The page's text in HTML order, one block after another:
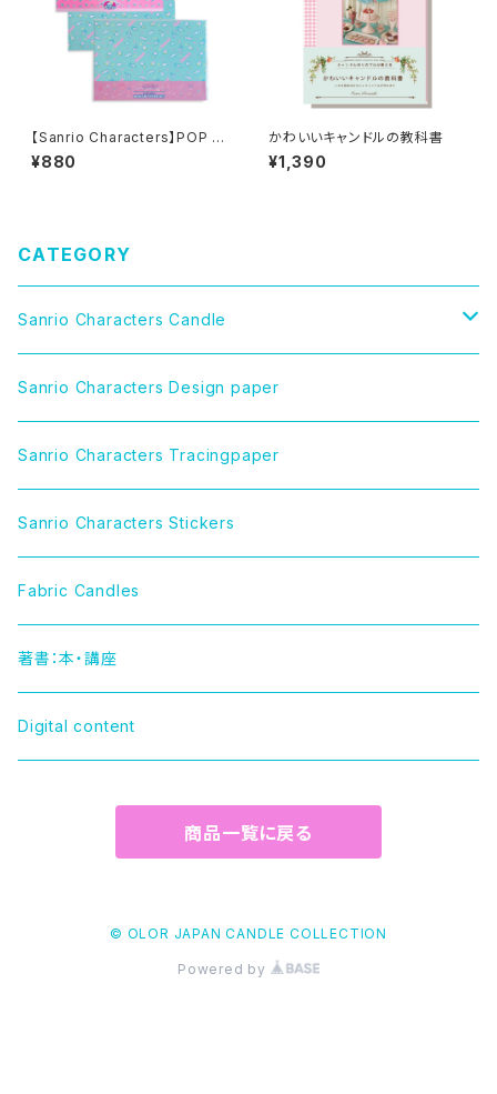
【Sanrio Characters】POP PI
NK PRINT! Design paper s
et /FRESH PUNCH/デザイン
¥880
かわいいキャンドルの教科書
¥1,390
CATEGORY
Sanrio Characters Candle
CINNAMOROLL（シナモロール）
LITTLE TWIN STARS（リトルツインスターズ）
MY MELODY（マイメロディ）
MARRONCREAM（マロンクリーム）
HELLO KITTY（ハローキティー）
TUXEDOSAM（タキシードサム）
POMPOMPURIN（ポムポムプリン）
HAPIDANBUI（ハピダンブイ）
Sanrio Characters Design paper
Sanrio Characters Tracingpaper
Sanrio Characters Stickers
Fabric Candles
著書：本・講座
Digital content
商品一覧に戻る
© OLOR JAPAN CANDLE COLLECTION
Powered by